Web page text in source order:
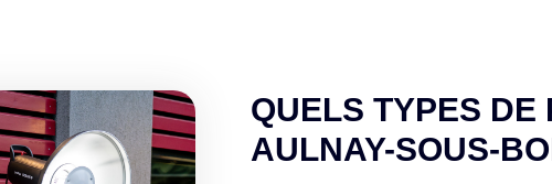
QUELS TYPES DE
AULNAY-SOUS-